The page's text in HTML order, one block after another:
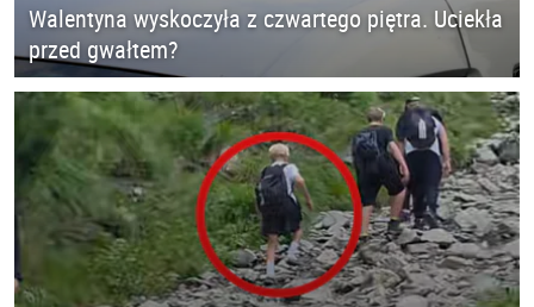
Walentyna wyskoczyła z czwartego piętra. Uciekła
przed gwałtem?